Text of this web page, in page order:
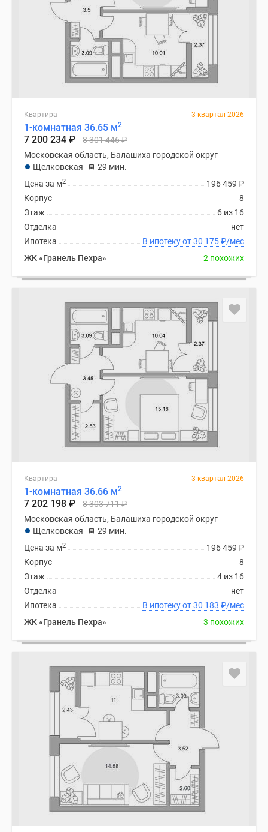
Квартира 3 квартал 2026
1-комнатная 36.65 м2
7 200 234 ₽ 8 301 446₽
Московская область, Балашиха городской округ
Щелковская
29 мин.
196 459 ₽
Цена за м2
8
Корпус
6 из 16
Этаж
нет
Отделка
В ипотеку от 30 175₽/мес
Ипотека
ЖК «Гранель Пехра»
2 похожих
Квартира 3 квартал 2026
1-комнатная 36.66 м2
7 202 198 ₽ 8 303 711₽
Московская область, Балашиха городской округ
Щелковская
29 мин.
196 459 ₽
Цена за м2
8
Корпус
4 из 16
Этаж
нет
Отделка
В ипотеку от 30 183 ₽/мес
Ипотека
ЖК «Гранель Пехра»
3 похожих